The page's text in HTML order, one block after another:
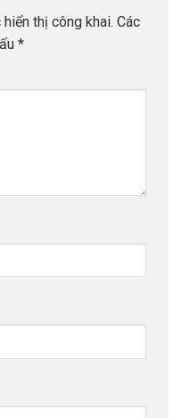
thị công khai. Các
*